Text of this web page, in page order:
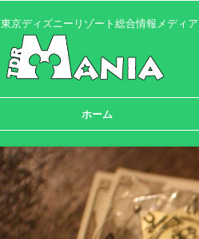
東京ディズニーリゾート総合情報メディア
ホーム